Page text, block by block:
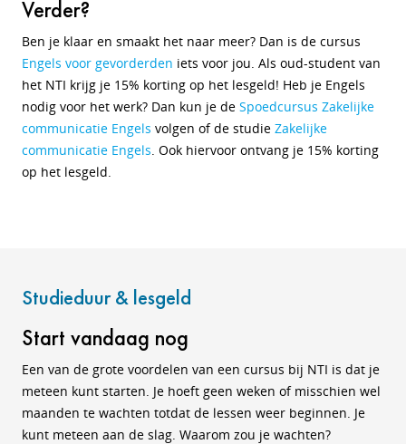
Verder?
Ben je klaar en smaakt het naar meer? Dan is de cursus
Engels voor gevorderden iets voor jou. Als oud-student van
het NTI krijg je 15% korting op het lesgeld! Heb je Engels
nodig voor het werk? Dan kun je de Spoedcursus Zakelijke
communicatie Engels volgen of de studie Zakelijke
communicatie Engels. Ook hiervoor ontvang je 15% korting
op het lesgeld.
Studieduur & lesgeld
Start vandaag nog
Een van de grote voordelen van een cursus bij NTI is dat je
meteen kunt starten. Je hoeft geen weken of misschien wel
maanden te wachten totdat de lessen weer beginnen. Je
kunt meteen aan de slag. Waarom zou je wachten?